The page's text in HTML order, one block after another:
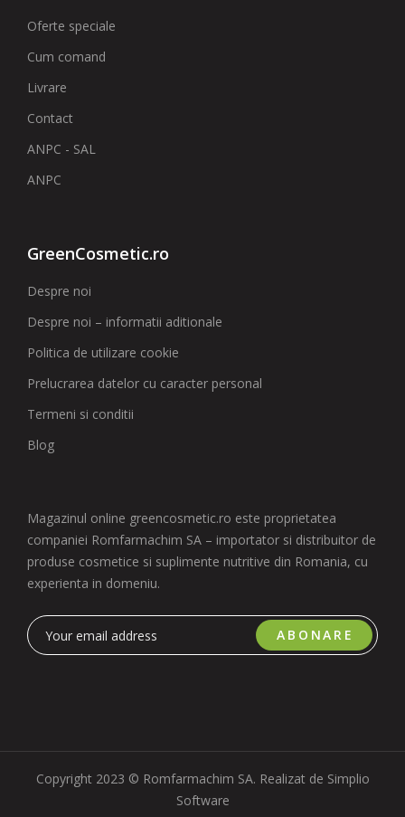
Oferte speciale
Cum comand
Livrare
Contact
ANPC - SAL
ANPC
GreenCosmetic.ro
Despre noi
Despre noi – informatii aditionale
Politica de utilizare cookie
Prelucrarea datelor cu caracter personal
Termeni si conditii
Blog
Magazinul online greencosmetic.ro este proprietatea
companiei Romfarmachim SA – importator si distribuitor de
produse cosmetice si suplimente nutritive din Romania, cu
experienta in domeniu.
ABONARE
Copyright 2023 © Romfarmachim SA. Realizat de Simplio
Software